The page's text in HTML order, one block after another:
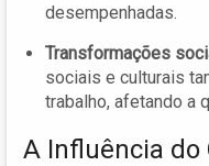
desempenhadas.
Transformações
sociais e culturais
trabalho, afetando a
A Influência do